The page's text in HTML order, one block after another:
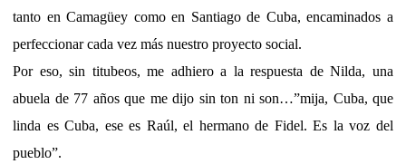
tanto en Camagüey como en Santiago de Cuba, encaminados a
perfeccionar cada vez más nuestro proyecto social.
Por eso, sin titubeos, me adhiero a la respuesta de Nilda, una
abuela de 77 años que me dijo sin ton ni son…”mija, Cuba, que
linda es Cuba, ese es Raúl, el hermano de Fidel. Es la voz del
pueblo”.